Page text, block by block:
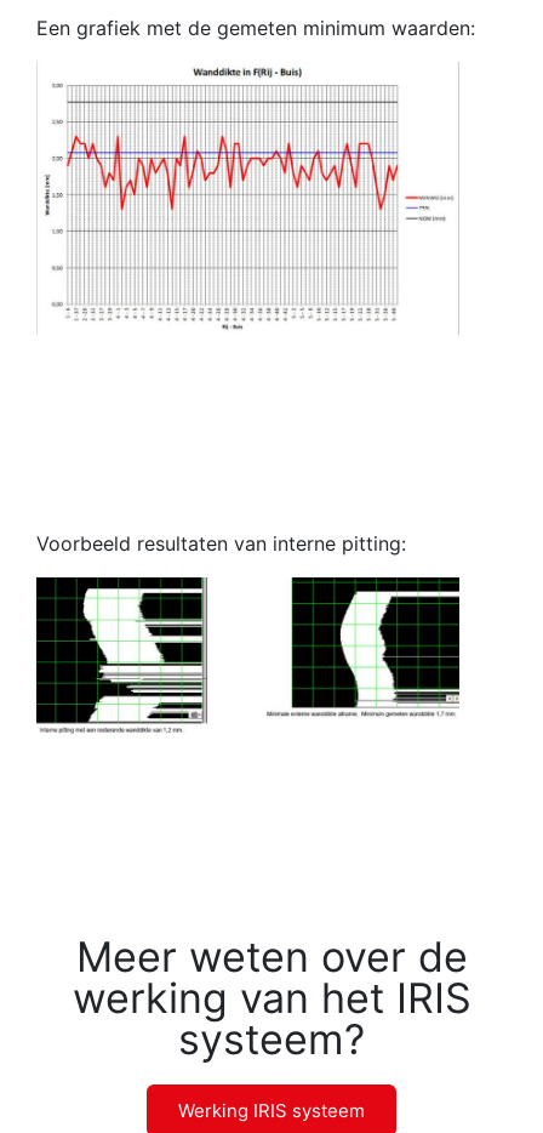
Een grafiek met de gemeten minimum waarden:
Voorbeeld resultaten van interne pitting:
Meer weten over de
werking van het IRIS
systeem?
Werking IRIS systeem